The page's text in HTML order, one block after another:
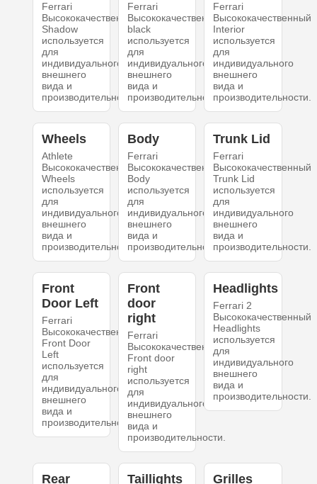
Ferrari
Высококачественный
Shadow
используется
для
индивидуального
внешнего
вида и
производительности.
Ferrari
Высококачественный
black
используется
для
индивидуального
внешнего
вида и
производительности.
Ferrari
Высококачественный
Interior
используется
для
индивидуального
внешнего
вида и
производительности.
Wheels
Athlete
Высококачественный
Wheels
используется
для
индивидуального
внешнего
вида и
производительности.
Body
Ferrari
Высококачественный
Body
используется
для
индивидуального
внешнего
вида и
производительности.
Trunk Lid
Ferrari
Высококачественный
Trunk Lid
используется
для
индивидуального
внешнего
вида и
производительности.
Front
Door Left
Ferrari
Высококачественный
Front Door
Left
используется
для
индивидуального
внешнего
вида и
производительности.
Front
door
right
Ferrari
Высококачественный
Front door
right
используется
для
индивидуального
внешнего
вида и
производительности.
Headlights
Ferrari 2
Высококачественный
Headlights
используется
для
индивидуального
внешнего
вида и
производительности.
Rear Taillights Grilles